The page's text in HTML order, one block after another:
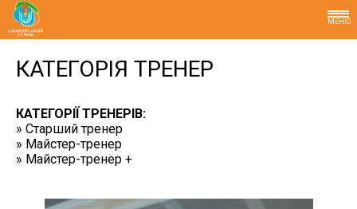
МЕНЮ
КАТЕГОРІЯ ТРЕНЕР
КАТЕГОРІЇ ТРЕНЕРІВ:
» Старший тренер
» Майстер-тренер
» Майстер-тренер +